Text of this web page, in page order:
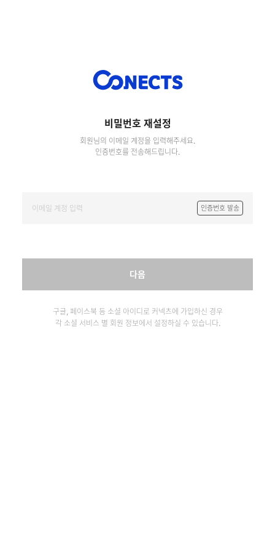
비밀번호 재설정
회원님의 이메일 계정을 입력해주세요.
인증번호를 전송해드립니다.
인증번호 발송
다음
구글, 페이스북 등 소셜 아이디로 커넥츠에 가입하신 경우
각 소셜 서비스 별 회원 정보에서 설정하실 수 있습니다.